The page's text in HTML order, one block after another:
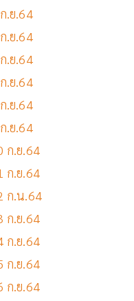
.ย.64
.ย.64
.ย.64
.ย.64
.ย.64
.ย.64
ก.ย.64
ก.ย.64
ก.น.64
ก.ย.64
ก.ย.64
ก.ย.64
ก.ย.64